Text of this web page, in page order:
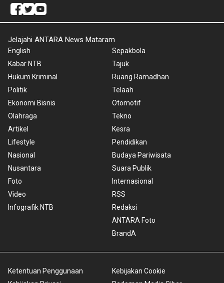
Jelajahi ANTARA News Mataram
English
Kabar NTB
Hukum Kriminal
Politik
Ekonomi Bisnis
Olahraga
Artikel
Lifestyle
Nasional
Nusantara
Foto
Video
Infografik NTB
Sepakbola
Tajuk
Ruang Ramadhan
Telaah
Otomotif
Tekno
Kesra
Pendidikan
Budaya Pariwisata
Suara Publik
Internasional
RSS
Redaksi
ANTARA Foto
BrandA
Ketentuan Penggunaan
Kebijakan Cookie